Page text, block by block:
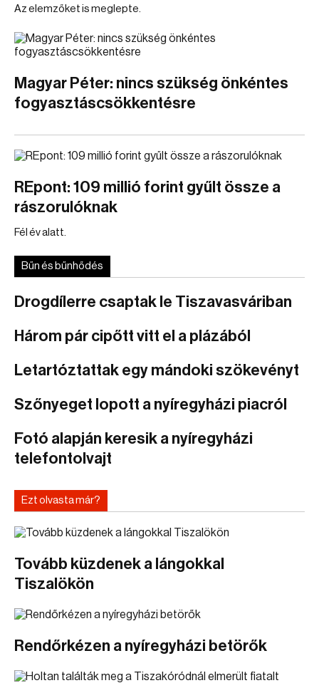
Az elemzőket is meglepte.
Magyar Péter: nincs szükség önkéntes
fogyasztáscsökkentésre
REpont: 109 millió forint gyűlt össze a
rászorulóknak
Fél év alatt.
Bűn és bűnhődés
Drogdílerre csaptak le Tiszavasváriban
Három pár cipőtt vitt el a plázából
Letartóztattak egy mándoki szökevényt
Szőnyeget lopott a nyíregyházi piacról
Fotó alapján keresik a nyíregyházi
telefontolvajt
Ezt olvasta már?
Tovább küzdenek a lángokkal
Tiszalökön
Rendőrkézen a nyíregyházi betörők